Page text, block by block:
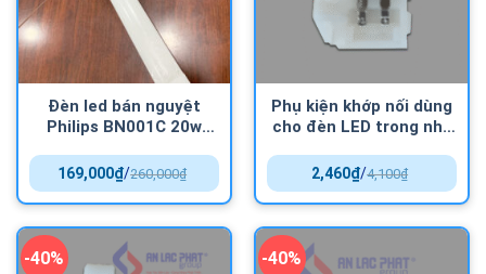
Đèn led bán nguyệt
Philips BN001C 20w
cao260,000₫
/
169,000₫
Phụ kiện khớp nối dùng
cho đèn LED trong nhà
4,100₫
/
2,460₫
-40% -40%